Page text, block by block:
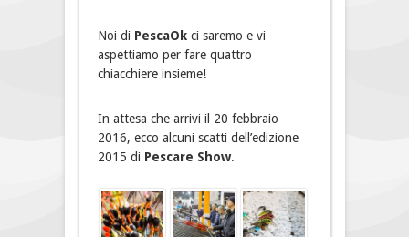
Noi di PescaOkci saremo e vi
aspettiamo per fare quattro
chiacchiere insieme!
In attesa che arrivi il 20 febbraio
2016, ecco alcuni scatti dell’edizione
2015 di Pescare Show.